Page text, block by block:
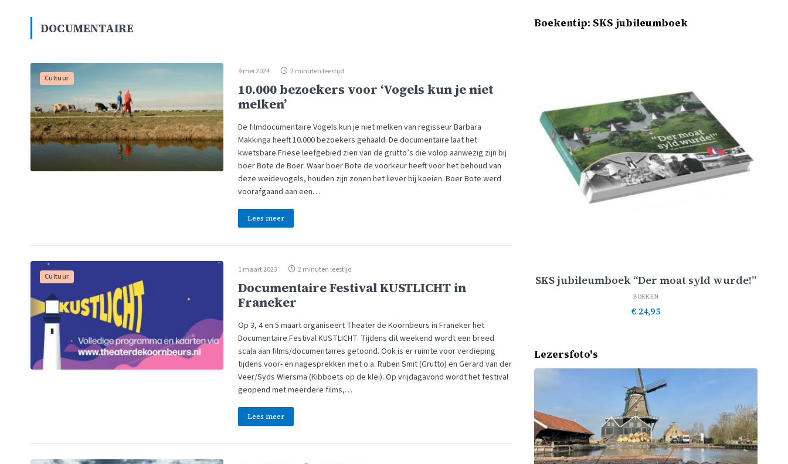
DOCUMENTAIRE
Cultuur
9 mei 2024 2 minuten leestijd
10.000 bezoekers voor ‘Vogels kun je niet
melken’
De filmdocumentaire Vogels kun je niet melken van regisseur Barbara
Makkinga heeft 10.000 bezoekers gehaald. De documentaire laat het
kwetsbare Friese leefgebied zien van de grutto’s die volop aanwezig zijn bij
boer Bote de Boer. Waar boer Bote de voorkeur heeft voor het behoud van
deze weidevogels, houden zijn zonen het liever bij koeien. Boer Bote werd
voorafgaand aan een…
Lees meer
Cultuur
1 maart 2023 2 minuten leestijd
Documentaire Festival KUSTLICHT in
Franeker
Op 3, 4 en 5 maart organiseert Theater de Koornbeurs in Franeker het
Documentaire Festival KUSTLICHT. Tijdens dit weekend wordt een breed
scala aan films/documentaires getoond. Ook is er ruimte voor verdieping
tijdens voor- en nagesprekken met o.a. Ruben Smit (Grutto) en Gerard van der
Veer/Syds Wiersma (Kibboets op de klei). Op vrijdagavond wordt het festival
geopend met meerdere films,…
Lees meer
Boekentip: SKS jubileumboek
SKS jubileumboek “Der moat syld wurde!”
BOEKEN
€ 24,95
Lezersfoto's